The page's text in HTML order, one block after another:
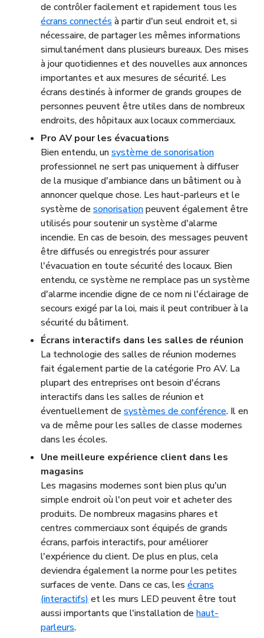
de contrôler facilement et rapidement tous les
écrans connectés à partir d'un seul endroit et, si
nécessaire, de partager les mêmes informations
simultanément dans plusieurs bureaux. Des mises
à jour quotidiennes et des nouvelles aux annonces
importantes et aux mesures de sécurité. Les
écrans destinés à informer de grands groupes de
personnes peuvent être utiles dans de nombreux
endroits, des hôpitaux aux locaux commerciaux.
Pro AV pour les évacuations
Bien entendu, unsystème de sonorisation
professionnel ne sert pas uniquement à diffuser
de la musique d'ambiance dans un bâtiment ou à
annoncer quelque chose. Les haut-parleurs et le
système desonorisationpeuvent également être
utilisés pour soutenir un système d'alarme
incendie. En cas de besoin, des messages peuvent
être diffusés ou enregistrés pour assurer
l'évacuation en toute sécurité des locaux. Bien
entendu, ce système ne remplace pas un système
d'alarme incendie digne de ce nom ni l'éclairage de
secours exigé par la loi, mais il peut contribuer à la
sécurité du bâtiment.
Écrans interactifs dans les salles de réunion
La technologie des salles de réunion modernes
fait également partie de la catégorie Pro AV. La
plupart des entreprises ont besoin d'écrans
interactifs dans les salles de réunion et
éventuellement desystèmes de conférence. Il en
va de même pour les salles de classe modernes
dans les écoles.
Une meilleure expérience client dans les
magasins
Les magasins modernes sont bien plus qu'un
simple endroit où l'on peut voir et acheter des
produits. De nombreux magasins phares et
centres commerciaux sont équipés de grands
écrans, parfois interactifs, pour améliorer
l'expérience du client. De plus en plus, cela
deviendra également la norme pour les petites
surfaces de vente. Dans ce cas, les écrans
(interactifs) et les murs LED peuvent être tout
aussi importants que l'installation dehaut-
parleurs.